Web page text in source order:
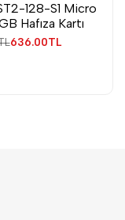
128-S1 Micro
Hafıza Kartı
İndirimli
636.00TL